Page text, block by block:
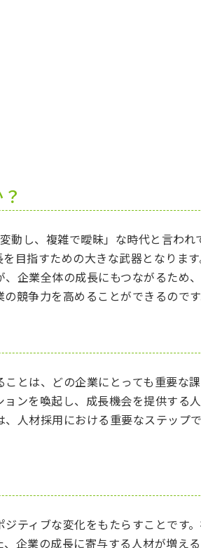
動し、複雑で曖昧」な時代と言わ
目指すための大きな武器となります
企業全体の成長にもつながるため
競争力を高めることができるのです
とは、どの企業にとっても重要な
ンを喚起し、成長機会を提供する
人材採用における重要なステッ
ティブな変化をもたらすことです
企業の成長に寄与する人材が増え